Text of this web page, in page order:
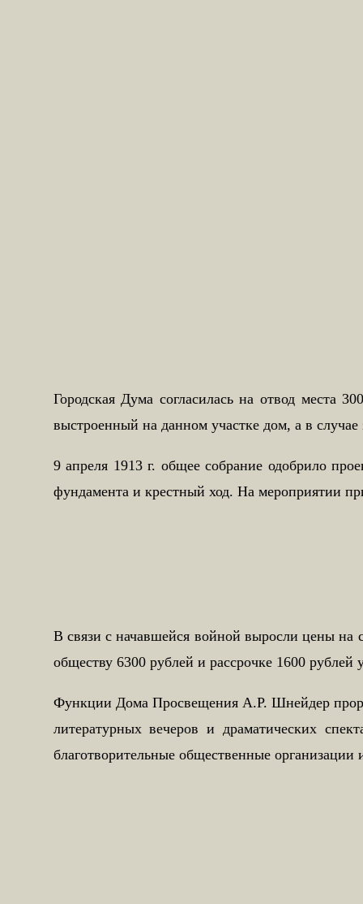
Городская Дума согласилась на отвод места
выстроенный на данном участке дом, а в случае
9 апреля 1913 г. общее собрание одобрило
фундамента и крестный ход. На мероприятии
В связи с начавшейся войной выросли цены на
обществу 6300 рублей и рассрочке 1600 рублей
Функции Дома Просвещения А.Р. Шнейдер
литературных вечеров и драматических
благотворительные общественные организации